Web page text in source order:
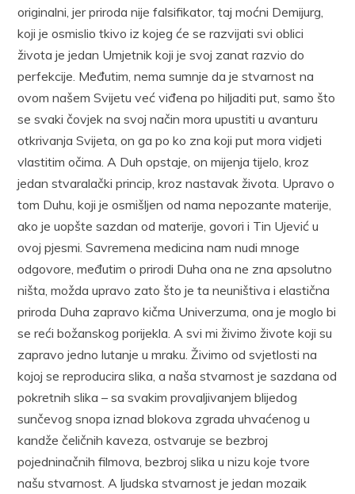
originalni, jer priroda nije falsifikator, taj moćni Demijurg,
koji je osmislio tkivo iz kojeg će se razvijati svi oblici
života je jedan Umjetnik koji je svoj zanat razvio do
perfekcije. Međutim, nema sumnje da je stvarnost na
ovom našem Svijetu već viđena po hiljaditi put, samo što
se svaki čovjek na svoj način mora upustiti u avanturu
otkrivanja Svijeta, on ga po ko zna koji put mora vidjeti
vlastitim očima. A Duh opstaje, on mijenja tijelo, kroz
jedan stvaralački princip, kroz nastavak života. Upravo o
tom Duhu, koji je osmišljen od nama nepozante materije,
ako je uopšte sazdan od materije, govori i Tin Ujević u
ovoj pjesmi. Savremena medicina nam nudi mnoge
odgovore, međutim o prirodi Duha ona ne zna apsolutno
ništa, možda upravo zato što je ta neuništiva i elastična
priroda Duha zapravo kičma Univerzuma, ona je moglo bi
se reći božanskog porijekla. A svi mi živimo živote koji su
zapravo jedno lutanje u mraku. Živimo od svjetlosti na
kojoj se reproducira slika, a naša stvarnost je sazdana od
pokretnih slika – sa svakim provaljivanjem blijedog
sunčevog snopa iznad blokova zgrada uhvaćenog u
kandže čeličnih kaveza, ostvaruje se bezbroj
pojedninačnih filmova, bezbroj slika u nizu koje tvore
našu stvarnost. A ljudska stvarnost je jedan mozaik